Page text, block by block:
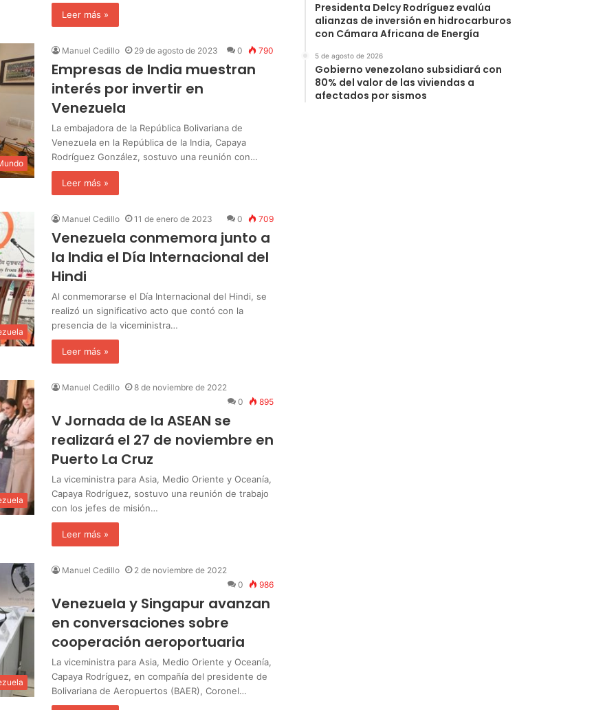
Leer más »
Manuel Cedillo 29 de agosto de 2023 0 790
Empresas de India muestran
interés por invertir en
Venezuela
La embajadora de la República Bolivariana de
Venezuela en la República de la India, Capaya
Rodríguez González, sostuvo una reunión con…
Leer más »
Manuel Cedillo 11 de enero de 2023 0 709
Venezuela conmemora junto a
la India el Día Internacional del
Hindi
Al conmemorarse el Día Internacional del Hindi, se
realizó un significativo acto que contó con la
presencia de la viceministra…
Leer más »
Manuel Cedillo
8 de noviembre de 2022
0
895
V Jornada de la ASEAN se
realizará el 27 de noviembre en
Puerto La Cruz
La viceministra para Asia, Medio Oriente y Oceanía,
Capaya Rodríguez, sostuvo una reunión de trabajo
con los jefes de misión…
Leer más »
Manuel Cedillo
2 de noviembre de 2022
0
986
Venezuela y Singapur avanzan
en conversaciones sobre
cooperación aeroportuaria
La viceministra para Asia, Medio Oriente y Oceanía,
Capaya Rodríguez, en compañía del presidente de
Bolivariana de Aeropuertos (BAER), Coronel…
Presidenta Delcy Rodríguez evalúa
alianzas de inversión en hidrocarburos
con Cámara Africana de Energía
5 de agosto de 2026
Gobierno venezolano subsidiará con
80% del valor de las viviendas a
afectados por sismos